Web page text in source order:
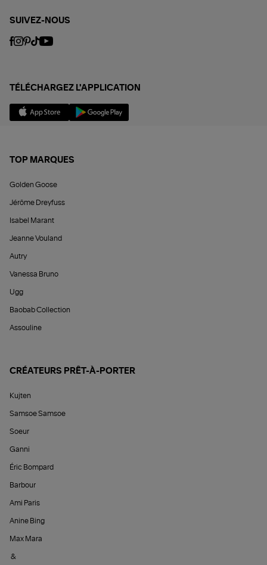
SUIVEZ-NOUS
TÉLÉCHARGEZ L'APPLICATION
TOP MARQUES
Golden Goose
Jérôme Dreyfuss
Isabel Marant
Jeanne Vouland
Autry
Vanessa Bruno
Ugg
Baobab Collection
Assouline
CRÉATEURS PRÊT-À-PORTER
Kujten
Samsoe Samsoe
Soeur
Ganni
Éric Bompard
Barbour
Ami Paris
Anine Bing
Max Mara
&